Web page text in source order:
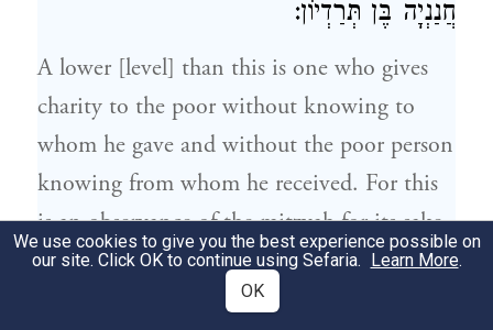
חֲנַנְיָה בֶּן תְּרַדְיוֹן:
A lower [level] than this is one who gives
charity to the poor without knowing to
whom he gave and without the poor person
knowing from whom he received. For this
is an observance of the mitzvah for its sake
alone. 12This [type of giving was]
exemplified by the secret chamber that
We use cookies to give you the best experience possible on
our site. Click OK to continue using Sefaria. Learn More.
OK